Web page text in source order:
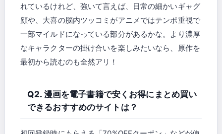
れているけれど、強いて言えば、日常の細かいギャグ
顔や、大喜の脳内ツッコミがアニメではテンポ重視で
一部マイルドになっている部分があるかな。より濃厚
なキャラクターの掛け合いを楽しみたいなら、原作を
最初から読むのも全然アリ！
Q2. 漫画を電子書籍で安くお得にまとめ買い
できるおすすめのサイトは？